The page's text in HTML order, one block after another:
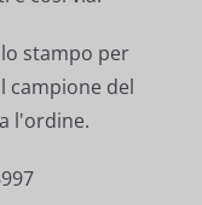
stampo per
campione del
l'ordine.